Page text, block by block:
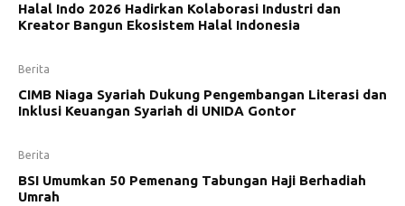
Halal Indo 2026 Hadirkan Kolaborasi Industri dan
Kreator Bangun Ekosistem Halal Indonesia
Berita
CIMB Niaga Syariah Dukung Pengembangan Literasi dan
Inklusi Keuangan Syariah di UNIDA Gontor
Berita
BSI Umumkan 50 Pemenang Tabungan Haji Berhadiah
Umrah